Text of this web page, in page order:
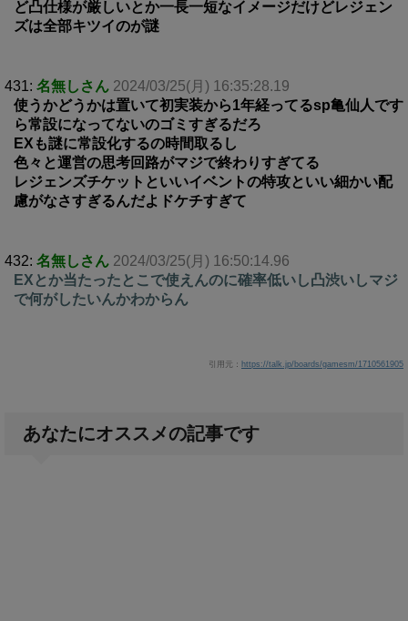
ど凸仕様が厳しいとか一長一短なイメージだけどレジェン
ズは全部キツイのが謎
431: 名無しさん 2024/03/25(月) 16:35:28.19
使うかどうかは置いて初実装から1年経ってるsp亀仙人です
ら常設になってないのゴミすぎるだろ
EXも謎に常設化するの時間取るし
色々と運営の思考回路がマジで終わりすぎてる
レジェンズチケットといいイベントの特攻といい細かい配
慮がなさすぎるんだよドケチすぎて
432: 名無しさん 2024/03/25(月) 16:50:14.96
EXとか当たったとこで使えんのに確率低いし凸渋いしマジ
で何がしたいんかわからん
引用元： https://talk.jp/boards/gamesm/1710561905
あなたにオススメの記事です